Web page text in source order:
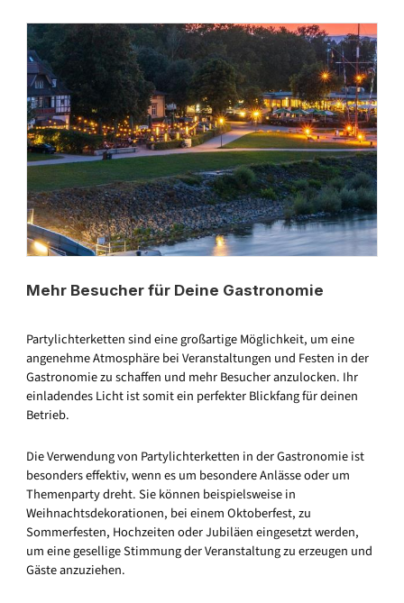
Mehr Besucher für Deine Gastronomie
Partylichterketten sind eine großartige Möglichkeit, um eine
angenehme Atmosphäre bei Veranstaltungen und Festen in der
Gastronomie zu schaffen und mehr Besucher anzulocken. Ihr
einladendes Licht ist somit ein perfekter Blickfang für deinen
Betrieb.
Die Verwendung von Partylichterketten in der Gastronomie ist
besonders effektiv, wenn es um besondere Anlässe oder um
Themenparty dreht. Sie können beispielsweise in
Weihnachtsdekorationen, bei einem Oktoberfest, zu
Sommerfesten, Hochzeiten oder Jubiläen eingesetzt werden,
um eine gesellige Stimmung der Veranstaltung zu erzeugen und
Gäste anzuziehen.